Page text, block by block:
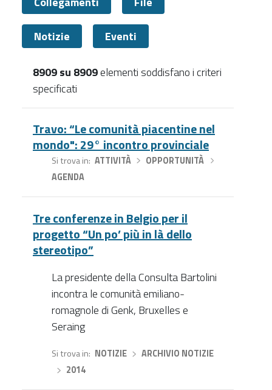
Notizie Eventi
8909 su 8909elementi soddisfano i criteri
specificati
Travo: “Le comunità piacentine nel
mondo": 29° incontro provinciale
Si trova in ATTIVITÀ› OPPORTUNITÀ
AGENDA
Tre conferenze in Belgio per il
progetto “Un po’ più in là dello
stereotipo”
La presidente della Consulta Bartolini
incontra le comunità emiliano-
romagnole di Genk, Bruxelles e
Seraing
Si trova in NOTIZIE›
ARCHIVIO NOTIZIE
2014